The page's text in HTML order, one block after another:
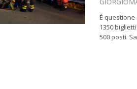
È questione
1350
500 posti.